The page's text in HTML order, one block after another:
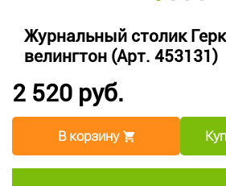
Журнальный столик
велингтон (Арт. 453131)
2 520 руб.
В корзину